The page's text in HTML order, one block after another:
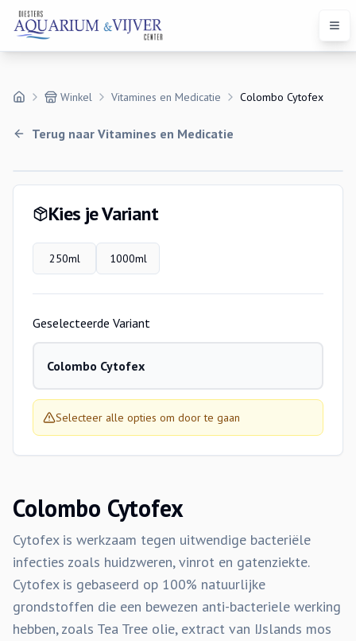
Winkel Vitamines en Medicatie Colombo Cytofex
Terug naar Vitamines en Medicatie
Kies je Variant
250ml 1000ml
Geselecteerde Variant
Colombo Cytofex
Selecteer alle opties om door te gaan
Colombo Cytofex
Cytofex is werkzaam tegen uitwendige bacteriële
infecties zoals huidzweren, vinrot en gatenziekte.
Cytofex is gebaseerd op 100% natuurlijke
grondstoffen die een bewezen anti-bacteriele werking
hebben, zoals Tea Tree olie, extract van IJslands mos